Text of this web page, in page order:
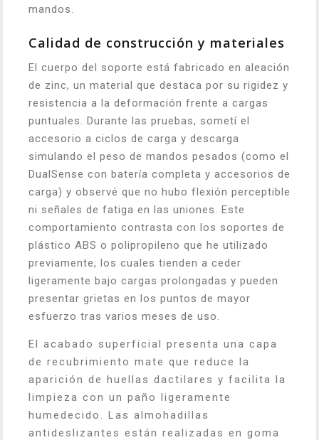
mandos.
Calidad de construcción y materiales
El cuerpo del soporte está fabricado en aleación
de zinc, un material que destaca por su rigidez y
resistencia a la deformación frente a cargas
puntuales. Durante las pruebas, sometí el
accesorio a ciclos de carga y descarga
simulando el peso de mandos pesados (como el
DualSense con batería completa y accesorios de
carga) y observé que no hubo flexión perceptible
ni señales de fatiga en las uniones. Este
comportamiento contrasta con los soportes de
plástico ABS o polipropileno que he utilizado
previamente, los cuales tienden a ceder
ligeramente bajo cargas prolongadas y pueden
presentar grietas en los puntos de mayor
esfuerzo tras varios meses de uso.
El acabado superficial presenta una capa
de recubrimiento mate que reduce la
aparición de huellas dactilares y facilita la
limpieza con un paño ligeramente
humedecido. Las almohadillas
antideslizantes están realizadas en goma